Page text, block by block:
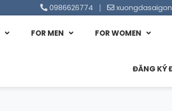
0986626774
FOR MEN FOR WOMEN
ĐĂNG KÝ